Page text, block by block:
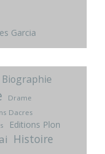
Garcia
Biographie
Drame
Dacres
Editions Plon
Histoire